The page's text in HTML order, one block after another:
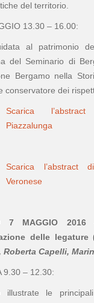
del territorio.
13.30 – 16.00:
al patrimonio
del Seminario di
Bergamo nella
conservatore dei
Scarica
Piazzalunga
Scarica l’abstract
Veronese
7 MAGGIO
delle legature
Capelli,
9.30 – 12.30:
illustrate le